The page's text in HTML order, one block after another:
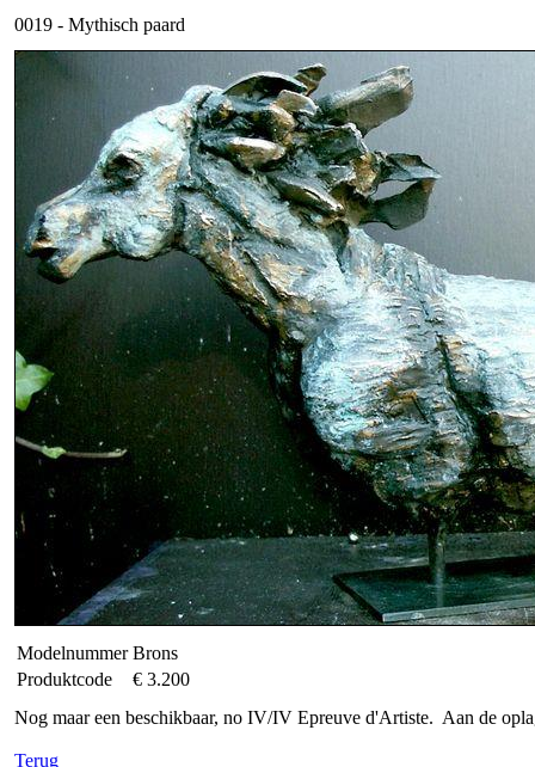
0019 - Mythisch paard
Modelnummer Brons
Produktcode
€ 3.200
Nog maar een beschikbaar, no IV/IV Epreuve d'Artiste. Aan de
Terug